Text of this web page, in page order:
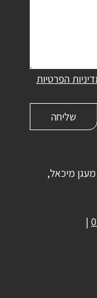
הפרטיות
מיכאל,
|